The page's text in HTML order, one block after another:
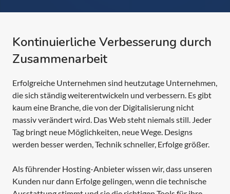
Kontinuierliche Verbesserung durch
Zusammenarbeit
Erfolgreiche Unternehmen sind heutzutage Unternehmen,
die sich ständig weiterentwickeln und verbessern. Es gibt
kaum eine Branche, die von der Digitalisierung nicht
massiv verändert wird. Das Web steht niemals still. Jeder
Tag bringt neue Möglichkeiten, neue Wege. Designs
werden besser werden, Technik schneller, Erfolge größer.
Als führender Hosting-Anbieter wissen wir, dass unseren
Kunden nur dann Erfolge gelingen, wenn die technische